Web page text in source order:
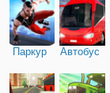
Паркур Автобус